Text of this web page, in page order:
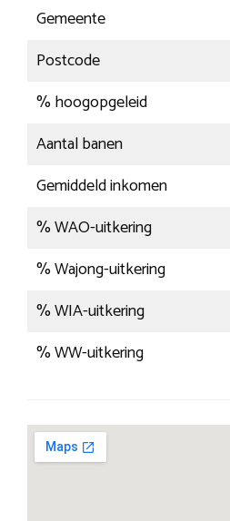
Gemeente
Postcode
% hoogopgeleid
Aantal banen
Gemiddeld inkomen
% WAO-uitkering
% Wajong-uitkering
% WIA-uitkering
% WW-uitkering